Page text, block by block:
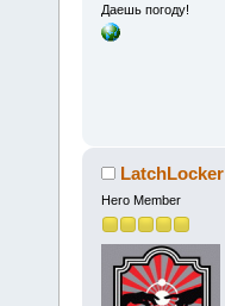
Даешь погоду!
LatchLocker
Hero Member